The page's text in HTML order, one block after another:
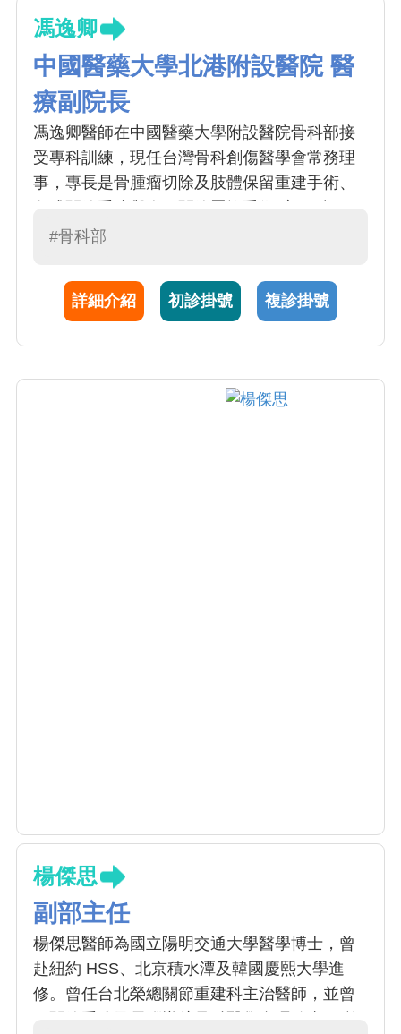
馮逸卿
中國醫藥大學北港附設醫院 醫
療副院長
馮逸卿醫師在中國醫藥大學附設醫院骨科部接
受專科訓練，現任台灣骨科創傷醫學會常務理
事，專長是骨腫瘤切除及肢體保留重建手術、
髖、膝)、截骨矯正手術、關節感染及人工關節
任研究員進修一年半。在台灣骨腫瘤治療臨床
學術領域德高望重，目前擔任中國醫藥大學北
#骨科部
詳細介紹 初診掛號 複診掛號
楊傑思
副部主任
楊傑思醫師為國立陽明交通大學醫學博士，曾
赴紐約 HSS、北京積水潭及韓國慶熙大學進
修。曾任台北榮總關節重建科主治醫師，並曾